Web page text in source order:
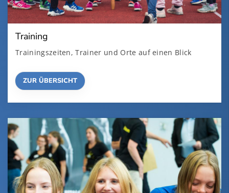
Training
Trainingszeiten, Trainer und Orte auf einen Blick
ZUR ÜBERSICHT